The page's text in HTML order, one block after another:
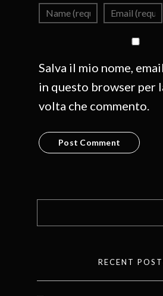
Salva il mio nome,
in questo browser per
volta che commento.
RECENT